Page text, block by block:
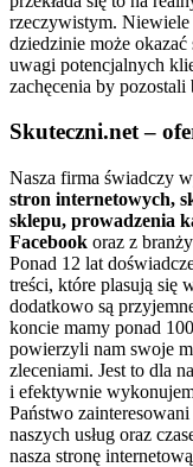
rzeczywistym. Niewiele
dziedzinie może
uwagi potencjalnych
zachęcenia by
Skuteczni.net –
Nasza firma świadczy
stron internetowych,
sklepu, prowadzenia
Facebook oraz z
Ponad 12 lat
treści, które plasują się
dodatkowo są
koncie mamy ponad
powierzyli nam swoje
zleceniami. Jest to dla
i efektywnie
Państwo
naszych usług oraz
nasza stronę internetową